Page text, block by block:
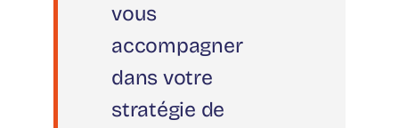
vous
accompagner
dans votre
stratégie de